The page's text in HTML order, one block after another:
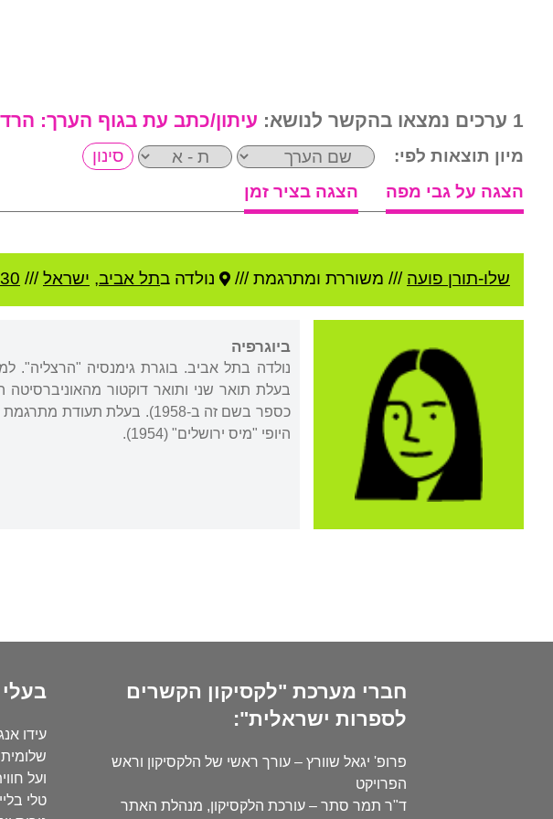
1 ערכים נמצאו בהקשר לנושא: עיתון/כתב עת בגוף הערך:
מיון תוצאות לפי:
הצגה על גבי מפה
הצגה בציר זמן
שלו-תורן פועה /// משוררת ומתרגמת /// נולדה בתל אביב, ישראל///
ביוגרפיה
נולדה בתל אביב. בוגרת גימנסיה "הרצליה".
בעלת תואר שני ותואר דוקטור
היופי "מיס ירושלים" (1954).
חברי מערכת "לקסיקון הקשרים
לספרות ישראלית":
פרופ' יגאל שוורץ – עורך ראשי של הלקסיקון וראש
הפרויקט
ד"ר תמר סתר – עורכת הלקסיקון, מנהלת האתר
עידו
ועל
טלי